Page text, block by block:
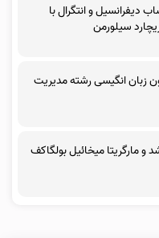
دیفرانسیل و انتگرال با
سیلورمن
زبان انگیسی رشته مدیریت
مارگریتا میخائیل بولگاکف